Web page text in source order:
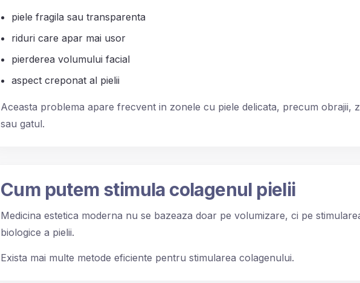
piele fragila sau transparenta
riduri care apar mai usor
pierderea volumului facial
aspect creponat al pielii
Aceasta problema apare frecvent in zonele cu piele delicata, precum obrajii,
sau gatul.
Cum putem stimula colagenul pielii
Medicina estetica moderna nu se bazeaza doar pe volumizare, ci pe
biologice a pielii.
Exista mai multe metode eficiente pentru stimularea colagenului.